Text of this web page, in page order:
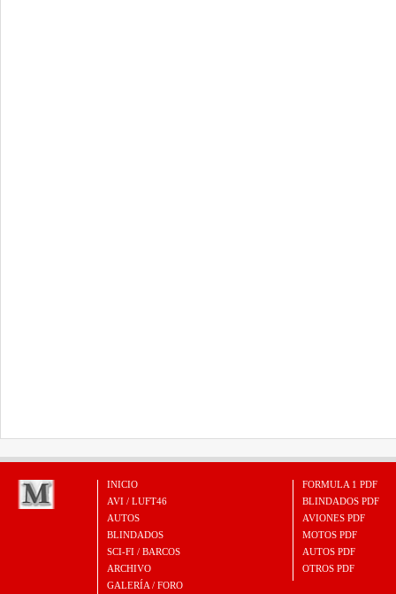
INICIO
AVI / LUFT46
AUTOS
BLINDADOS
SCI-FI / BARCOS
ARCHIVO
GALERÍA / FORO
FORMULA 1 PDF
BLINDADOS PDF
AVIONES PDF
MOTOS PDF
AUTOS PDF
OTROS PDF